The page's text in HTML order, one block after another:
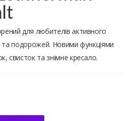
для любителів активного
та подорожей. Новими функціями
свисток та знімне кресало.